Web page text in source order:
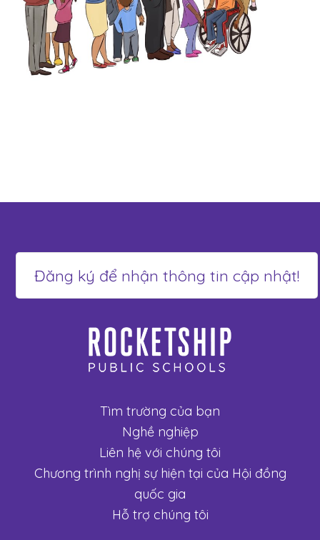
Tìm trường của bạn
Nghề nghiệp
Liên hệ với chúng tôi
Chương trình nghị sự hiện tại của Hội đồng
quốc gia
Hỗ trợ chúng tôi